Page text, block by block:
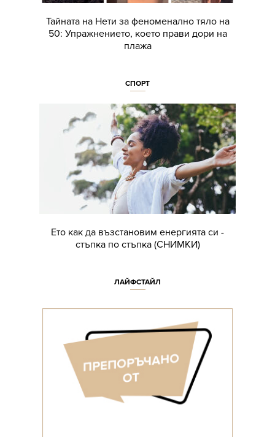
Тайната на Нети за феноменално тяло на
50: Упражнението, което прави дори на
плажа
СПОРТ
Eто как да възстановим енергията си -
стъпка по стъпка (СНИМКИ)
ЛАЙФСТАЙЛ